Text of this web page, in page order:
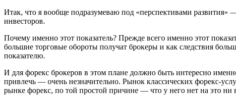
Итак, что я вообще подразумеваю под «перспективами
инвесторов.
Почему именно этот показатель? Прежде всего именно этот
большие торговые обороты получат брокеры и как следствия
показателю.
И для форекс брокеров в этом плане должно быть интересно
привлечь — очень незначительно. Рынок классических форекс-
рынке форекс, по той простой причине — что у него нет на это ни